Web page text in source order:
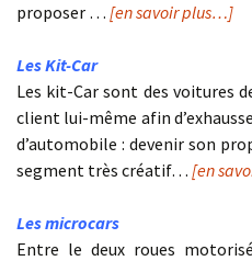
proposer … [en savoir plus…]
Les Kit-Car
Les kit-Car sont des voitures
client lui-même afin
d’automobile : devenir son
segment très créatif… [en
Les microcars
Entre le deux roues